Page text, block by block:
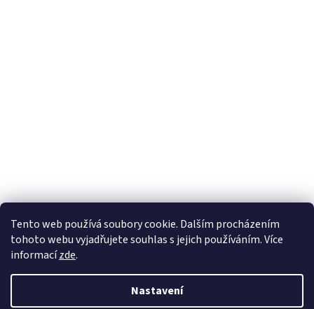
Tento web používá soubory cookie. Dalším procházením
tohoto webu vyjadřujete souhlas s jejich používáním. Více
informacízde.
Nastavení